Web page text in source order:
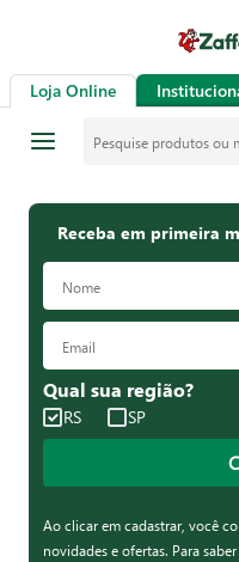
Loja Online
Receba em primeira
Qual sua região?
RS SP
Ao clicar em cadastrar, você
novidades e ofertas. Para saber